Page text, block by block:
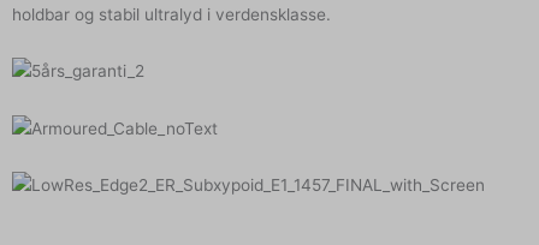
holdbar og stabil ultralyd i verdensklasse.